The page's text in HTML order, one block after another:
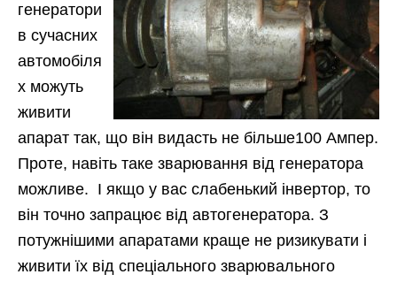
генератори
в сучасних
автомобіля
х можуть
живити
апарат так, що він видасть не більше100 Ампер.
Проте, навіть таке зварювання від генератора
можливе. І якщо у вас слабенький інвертор, то
він точно запрацює від автогенератора. З
потужнішими апаратами краще не ризикувати і
живити їх від спеціального зварювального